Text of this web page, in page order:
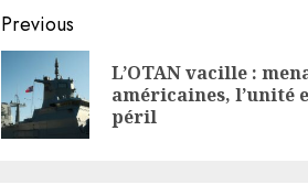
Continue
Reading
Previous
L’OTAN vacille :
américaines, l’unité
péril